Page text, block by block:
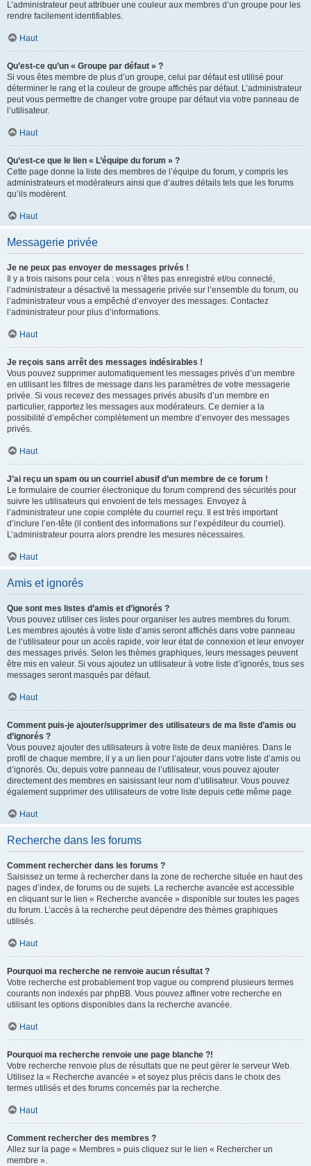
L’administrateur peut attribuer une couleur aux membres d’un groupe pour les
rendre facilement identifiables.
Haut
Qu’est-ce qu’un « Groupe par défaut » ?
Si vous êtes membre de plus d’un groupe, celui par défaut est utilisé pour
déterminer le rang et la couleur de groupe affichés par défaut. L’administrateur
peut vous permettre de changer votre groupe par défaut via votre panneau de
l’utilisateur.
Haut
Qu’est-ce que le lien « L’équipe du forum » ?
Cette page donne la liste des membres de l’équipe du forum, y compris les
administrateurs et modérateurs ainsi que d’autres détails tels que les forums
qu’ils modèrent.
Haut
Messagerie privée
Je ne peux pas envoyer de messages privés !
Il y a trois raisons pour cela : vous n’êtes pas enregistré et/ou connecté,
l’administrateur a désactivé la messagerie privée sur l’ensemble du forum, ou
l’administrateur vous a empêché d’envoyer des messages. Contactez
l’administrateur pour plus d’informations.
Haut
Je reçois sans arrêt des messages indésirables !
Vous pouvez supprimer automatiquement les messages privés d’un membre
en utilisant les filtres de message dans les paramètres de votre messagerie
privée. Si vous recevez des messages privés abusifs d’un membre en
particulier, rapportez les messages aux modérateurs. Ce dernier a la
possibilité d’empêcher complètement un membre d’envoyer des messages
privés.
Haut
J’ai reçu un spam ou un courriel abusif d’un membre de ce forum !
Le formulaire de courrier électronique du forum comprend des sécurités pour
suivre les utilisateurs qui envoient de tels messages. Envoyez à
l’administrateur une copie complète du courriel reçu. Il est très important
d’inclure l’en-tête (il contient des informations sur l’expéditeur du courriel).
L’administrateur pourra alors prendre les mesures nécessaires.
Haut
Amis et ignorés
Que sont mes listes d’amis et d’ignorés ?
Vous pouvez utiliser ces listes pour organiser les autres membres du forum.
Les membres ajoutés à votre liste d’amis seront affichés dans votre panneau
de l’utilisateur pour un accès rapide, voir leur état de connexion et leur envoyer
des messages privés. Selon les thèmes graphiques, leurs messages peuvent
être mis en valeur. Si vous ajoutez un utilisateur à votre liste d’ignorés, tous ses
messages seront masqués par défaut.
Haut
Comment puis-je ajouter/supprimer des utilisateurs de ma liste d’amis ou
d’ignorés ?
Vous pouvez ajouter des utilisateurs à votre liste de deux manières. Dans le
profil de chaque membre, il y a un lien pour l’ajouter dans votre liste d’amis ou
d’ignorés. Ou, depuis votre panneau de l’utilisateur, vous pouvez ajouter
directement des membres en saisissant leur nom d’utilisateur. Vous pouvez
également supprimer des utilisateurs de votre liste depuis cette même page.
Haut
Recherche dans les forums
Comment rechercher dans les forums ?
Saisissez un terme à rechercher dans la zone de recherche située en haut des
pages d’index, de forums ou de sujets. La recherche avancée est accessible
en cliquant sur le lien « Recherche avancée » disponible sur toutes les pages
du forum. L’accès à la recherche peut dépendre des thèmes graphiques
utilisés.
Haut
Pourquoi ma recherche ne renvoie aucun résultat ?
Votre recherche est probablement trop vague ou comprend plusieurs termes
courants non indexés par phpBB. Vous pouvez affiner votre recherche en
utilisant les options disponibles dans la recherche avancée.
Haut
Pourquoi ma recherche renvoie une page blanche ?!
Votre recherche renvoie plus de résultats que ne peut gérer le serveur Web.
Utilisez la « Recherche avancée » et soyez plus précis dans le choix des
termes utilisés et des forums concernés par la recherche.
Haut
Comment rechercher des membres ?
Allez sur la page « Membres » puis cliquez sur le lien « Rechercher un
membre ».